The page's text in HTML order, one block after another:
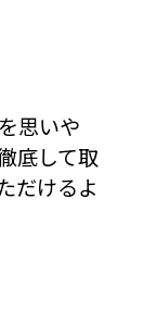
思いや
底して取
だけるよ